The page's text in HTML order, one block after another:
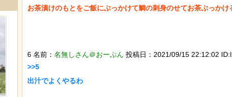
お茶漬けのもとをご飯にぶっかけて鯛の刺身のせてお茶ぶっかけ
6 名前： 名無しさん＠おーぷん 投稿日：2021/09/15 22:12:02
>>5
出汁でよくやるわ